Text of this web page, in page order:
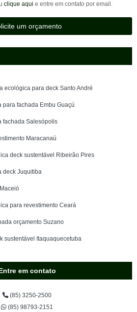
clique aqui e entre em contato por email.
um orçamento
ecológica para deck Santo André
fachada Embu Guaçú
fachada Salesópolis
Maracanaú
deck sustentável Ribeirão Pires
deck Juquitiba
para revestimento Ceará
orçamento Suzano
sustentável Itaquaquecetuba
em contato
(85) 3250-2500
(85) 98793-2151